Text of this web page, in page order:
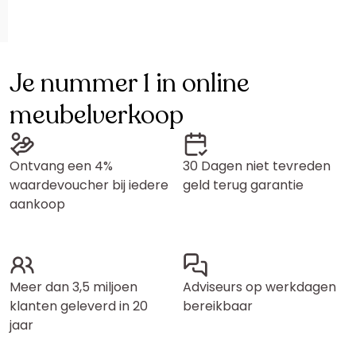
Je nummer 1 in online
meubelverkoop
Ontvang een 4%
waardevoucher bij iedere
aankoop
30 Dagen niet tevreden
geld terug garantie
Meer dan 3,5 miljoen
klanten geleverd in 20
jaar
Adviseurs op werkdagen
bereikbaar